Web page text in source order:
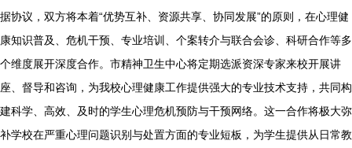
据协议，双方将本着“优势互补、资源共享、协同发展”的原则，在心理健
康知识普及、危机干预、专业培训、个案转介与联合会诊、科研合作等多
个维度展开深度合作。市精神卫生中心将定期选派资深专家来校开展讲
座、督导和咨询，为我校心理健康工作提供强大的专业技术支持，共同构
建科学、高效、及时的学生心理危机预防与干预网络。这一合作将极大弥
补学校在严重心理问题识别与处置方面的专业短板，为学生提供从日常教